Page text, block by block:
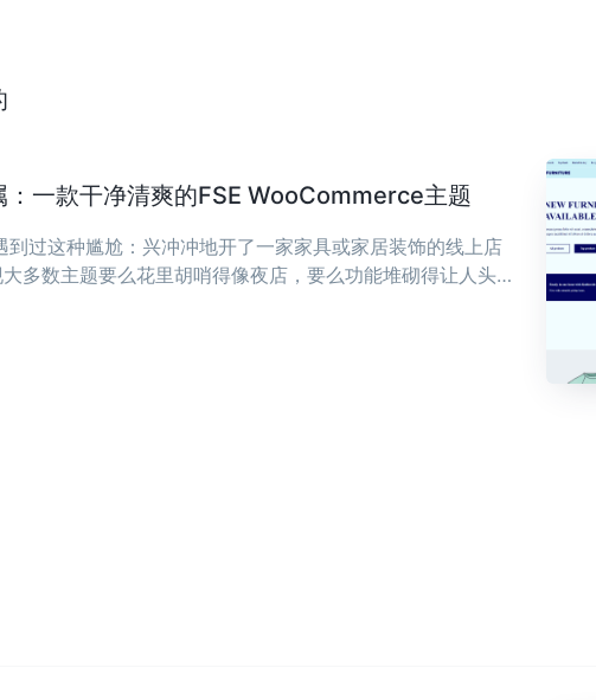
：一款干净清爽的FSE WooCommerce主题
到过这种尴尬：兴冲冲地开了一家家具或家居装饰的线上店
多数主题要么花里胡哨得像夜店，要么功能堆砌得让人头